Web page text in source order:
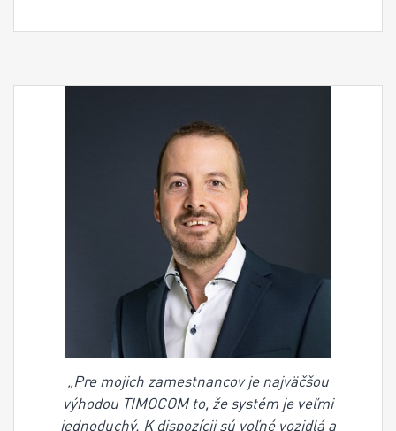
„Pre mojich zamestnancov je najväčšou
výhodou TIMOCOM to, že systém je veľmi
jednoduchý. K dispozícii sú voľné vozidlá a